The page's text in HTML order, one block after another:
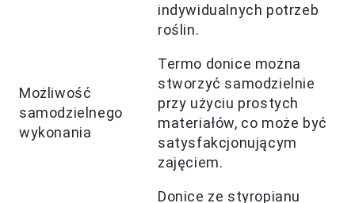
indywidualnych potrzeb
roślin.
Możliwość
samodzielnego
wykonania
Termo donice można
stworzyć samodzielnie
przy użyciu prostych
materiałów, co może być
satysfakcjonującym
zajęciem.
Donice ze styropianu